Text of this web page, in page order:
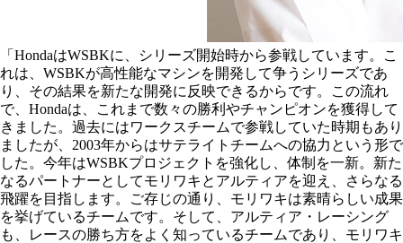
「HondaはWSBKに、シリーズ開始時から参戦しています。こ
れは、WSBKが高性能なマシンを開発して争うシリーズであ
り、その結果を新たな開発に反映できるからです。この流れ
で、Hondaは、これまで数々の勝利やチャンピオンを獲得して
きました。過去にはワークスチームで参戦していた時期もあり
ましたが、2003年からはサテライトチームへの協力という形で
した。今年はWSBKプロジェクトを強化し、体制を一新。新た
なるパートナーとしてモリワキとアルティアを迎え、さらなる
飛躍を目指します。ご存じの通り、モリワキは素晴らしい成果
を挙げているチームです。そして、アルティア・レーシング
も、レースの勝ち方をよく知っているチームであり、モリワキ